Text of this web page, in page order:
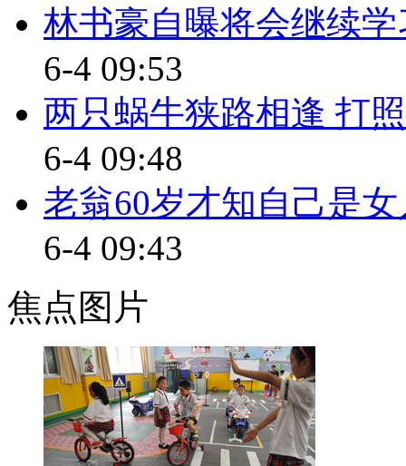
挂”温度自动调节功能。近日呢
战，着力解决三国老百姓的呼吸
标题：中日韩合作应对PM2.5
【解说】据环球时报报道，
县闭幕，三方发表共同声明，
尘暴问题进行了讨论，计划构
的支持。《西日本新闻》6日分
岛“国有化”后，中日关系陷入低
关系修复的大门。韩联社6日发
和领土纠纷矛盾频发的中日韩
得。
标题：你可以控制你的哮喘
林书豪自曝将会继续
6-4 09:53
两只蜗牛狭路相逢 打
6-4 09:48
老翁60岁才知自己是
6-4 09:43
焦点图片